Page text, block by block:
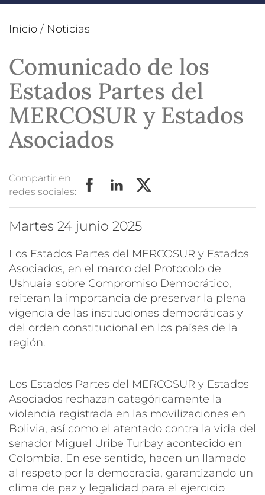
Inicio / Noticias
Comunicado de los
Estados Partes del
MERCOSUR y Estados
Asociados
Compartir en
redes sociales:
martes 24 junio 2025
Los Estados Partes del MERCOSUR y Estados
Asociados, en el marco del Protocolo de
Ushuaia sobre Compromiso Democrático,
reiteran la importancia de preservar la plena
vigencia de las instituciones democráticas y
del orden constitucional en los países de la
región.
Los Estados Partes del MERCOSUR y Estados
Asociados rechazan categóricamente la
violencia registrada en las movilizaciones en
Bolivia, así como el atentado contra la vida del
senador Miguel Uribe Turbay acontecido en
Colombia. En ese sentido, hacen un llamado
al respeto por la democracia, garantizando un
clima de paz y legalidad para el ejercicio